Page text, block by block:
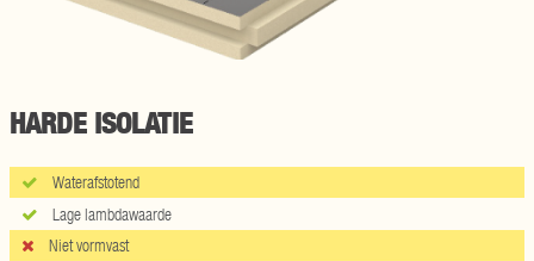
HARDE ISOLATIE
Waterafstotend
Lage lambdawaarde
Niet vormvast